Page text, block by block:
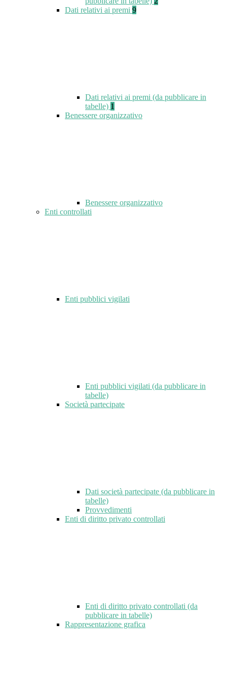
Dati relativi ai premi 9
Dati relativi ai premi (da pubblicare in
tabelle) 1
Benessere organizzativo
Benessere organizzativo
Enti controllati
Enti pubblici vigilati
Enti pubblici vigilati (da pubblicare in
tabelle)
Società partecipate
Dati società partecipate (da pubblicare in
tabelle)
Provvedimenti
Enti di diritto privato controllati
Enti di diritto privato controllati (da
pubblicare in tabelle)
Rappresentazione grafica